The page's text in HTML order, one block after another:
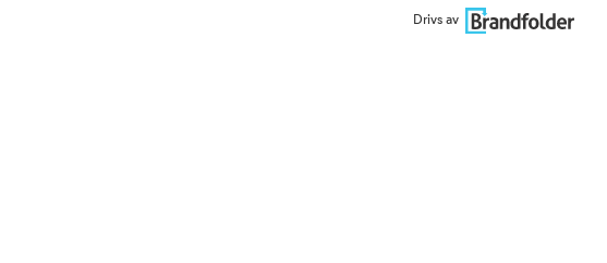
Drivs av